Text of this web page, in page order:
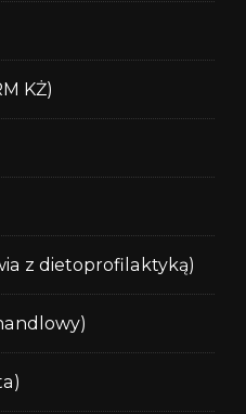
KŻ)
z dietoprofilaktyką)